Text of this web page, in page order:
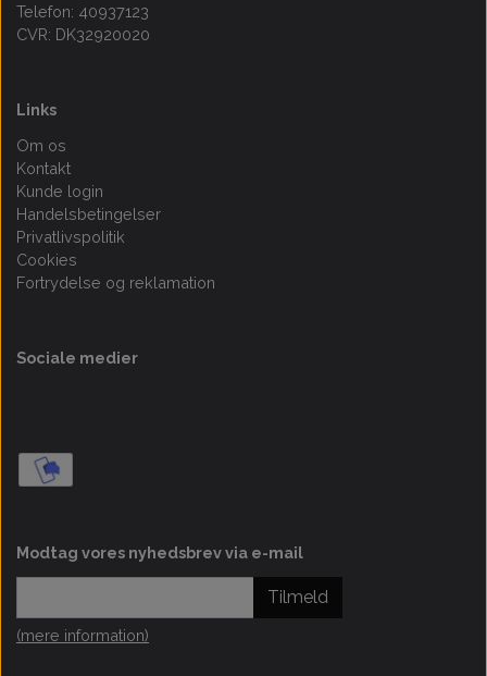
Telefon: 40937123
CVR: DK32920020
Links
Om os
Kontakt
Kunde login
Handelsbetingelser
Privatlivspolitik
Cookies
Fortrydelse og reklamation
Sociale medier
Modtag vores nyhedsbrev via e-mail
Tilmeld
(mere information)